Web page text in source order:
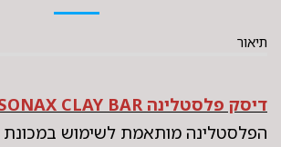
תיאור
דיסק פלסטלינה SONAX CLAY BAR
הפלסטלינה מותאמת לשימוש במכונת